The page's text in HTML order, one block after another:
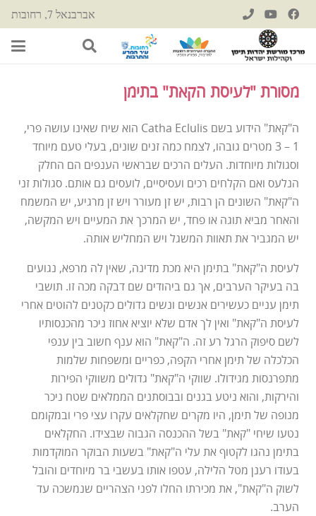
אברבנאל 7, רחובות
מסורת "לעיסת הקאת" בתימן
ה"קאת" הידוע בשם Catha Eclulis הוא שיח שאינו עושה פרי,
1 – 3 מטרים גובהו, לצמח כמה זנים שונים, בעלי טעם מיוחד
וסגולות מיוחדות. העלים הרכים שבראשי הענפים הם החלק
הנלעס ואם הקלחים רכים ועסיסיים, לועסים גם אותם. סגולות זני
ה"קאת" השונים הן רבות, יש זן מעורר ויש זן מרגיע, יש המשמח
והאחר מביא תוגה או פחד, יש המרכך את המעיים ויש המקשה,
יש המגביר את תאוות המשגל ויש המחליש אותה.
לעיסת ה"קאת" בתימן היא מכת מדינה, שאין לה מרפא, נגועים
בה בעיקר הערבים, אך גם ביהודים שם דבקה מכה זו. תושבי
תימן עניים כעשירים אנשים ונשים גדולים כקטנים להוטים אחרי
לעיסת ה"קאת" ואין לך אדם שלא יוציא אחוז ניכר מהכנסותיו
לשם סיפוק הרגל רע זה. ה"קאת" הוא ענף חשוב בין ענפי
הכלכלה של תימן אחרי הקפה, כפריים ומשפחות שלמות
מתפרנסות מגידולו. שווקי ה"קאת" גדולים משווקי הפירות
והירקות, והוא ניטע בגנים ובבוסתנים הממלאים שטח ניכר
מנופה של תימן, היו מקרים שחקלאים עקרו עצי פרי ובמקומם
נטעו שיחי "קאת" בשל ההכנסה הגבוה שבצידו. החקלאים
בתימן נהגו לקטוף את עלי ה"קאת" בשעות הבוקר המוקדמות
בעודו רענן מטל הלילה, עטפו אותו בעשבי בר מיוחדים והובל
לשוק ה"קאת", את מכירתו החלו לפני הצהריים שנמשכה עד
הערב.